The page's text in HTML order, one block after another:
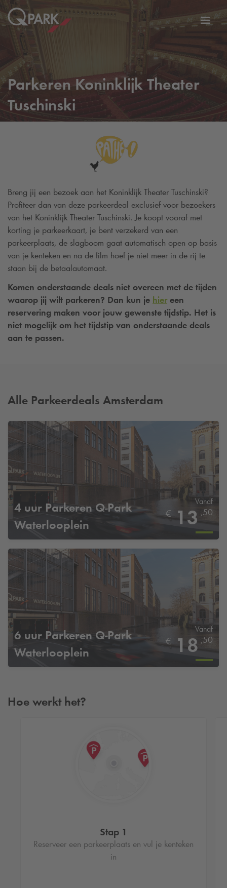
Parkeren Koninklijk Theater
Tuschinski
Breng jij een bezoek aan het Koninklijk Theater Tuschinski?
Profiteer dan van deze parkeerdeal exclusief voor bezoekers
van het Koninklijk Theater Tuschinski. Je koopt vooraf met
korting je parkeerkaart, je bent verzekerd van een
parkeerplaats, de slagboom gaat automatisch open op basis
van je kenteken en na de film hoef je niet meer in de rij te
staan bij de betaalautomaat.
Komen onderstaande deals niet overeen met de tijden
waarop jij wilt parkeren? Dan kun je hier een
reservering maken voor jouw gewenste tijdstip. Het is
niet mogelijk om het tijdstip van onderstaande deals
aan te passen.
Alle Parkeerdeals Amsterdam
4 uur Parkeren Q-Park
Waterlooplein
Vanaf
€ 13 ,50
6 uur Parkeren Q-Park
Waterlooplein
Vanaf
€ 18 ,50
Hoe werkt het?
Stap 1
Reserveer een parkeerplaats en vul je kenteken
in